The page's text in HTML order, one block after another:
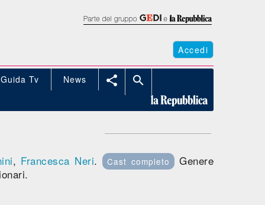
Accedi
Guida Tv News  
, Francesca Neri. Cast completo Genere